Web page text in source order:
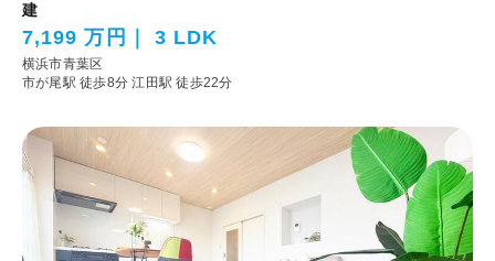
建
7,199 万円 3 LDK
横浜市青葉区
市が尾駅 徒歩8分江田駅 徒歩22分